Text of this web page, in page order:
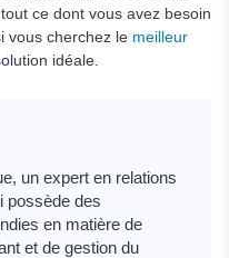
ce dont vous avez besoin
vous cherchez le meilleur
idéale.
un expert en relations
possède des
en matière de
et de gestion du